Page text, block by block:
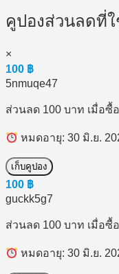
คูปองส่วนลดที่ใ
×
100 ฿
5nmuqe47
ส่วนลด 100 บาท เมื่อซื้
หมดอายุ: 30 มิ.ย.
เก็บคูปอง
100 ฿
guckk5g7
ส่วนลด 100 บาท เมื่อ
หมดอายุ: 30 มิ.ย.